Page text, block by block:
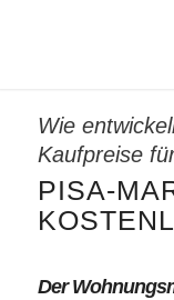
Wie
Kaufpreise
PISA-
Der